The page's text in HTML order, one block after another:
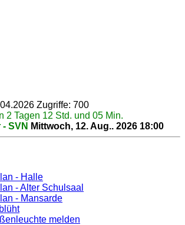
Zugriffe: 700
2 Tagen 12 Std. und 05 Min.
SVN Mittwoch, 12. Aug.. 2026 18:00
- Halle
- Alter Schulsaal
- Mansarde
melden